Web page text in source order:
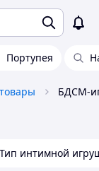
Портупея
БДСМ-
Тип интимной